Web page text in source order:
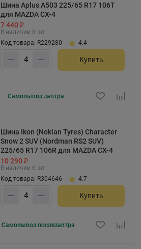
Шина Aplus A503 225/65 R17 106T
для MAZDA CX-4
7 440 ₽
В наличии 8 шт.
Код товара: R229280
4.4
Купить
Самовывоз завтра
Шина Ikon (Nokian Tyres) Character
Snow 2 SUV (Nordman RS2 SUV)
225/65 R17 106R для MAZDA CX-4
10 290 ₽
В наличии 6 шт.
Код товара: R304646
4.7
Купить
Самовывоз послезавтра